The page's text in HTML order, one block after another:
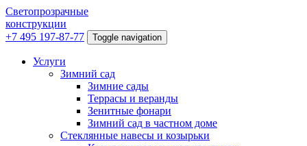
Светопрозрачные
конструкции
+7 495 197-87-77
Toggle navigation
Услуги
Зимний сад
Зимние сады
Террасы и веранды
Зенитные фонари
Зимний сад в частном доме
Стеклянные навесы и козырьки